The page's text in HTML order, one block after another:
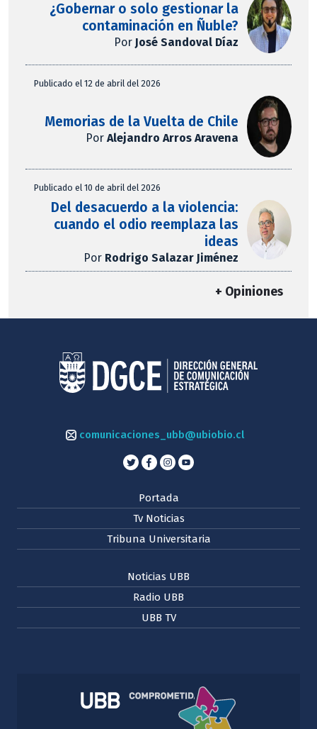
¿Gobernar o solo gestionar la
contaminación en Ñuble?
Por José Sandoval Díaz
Publicado el 12 de abril del 2026
Memorias de la Vuelta de Chile
PorAlejandro Arros Aravena
Publicado el 10 de abril del 2026
Del desacuerdo a la violencia:
cuando el odio reemplaza las
ideas
Por Rodrigo Salazar Jiménez
+ Opiniones
comunicaciones_ubb@ubiobio.cl
Portada
Tv Noticias
Tribuna Universitaria
Noticias UBB
Radio UBB
UBB TV